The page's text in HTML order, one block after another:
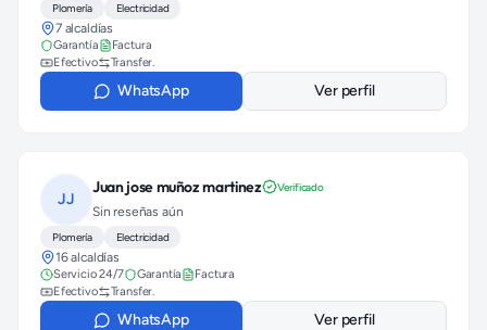
Plomería Electricidad
7 alcaldías
Garantía
Factura
Efectivo
Transfer.
WhatsApp Ver perfil
JJ
Juan jose muñoz martinez Verificado
Sin reseñas aún
Plomería Electricidad
16 alcaldías
Servicio 24/7 Garantía
Factura
Efectivo
Transfer.
WhatsApp Ver perfil